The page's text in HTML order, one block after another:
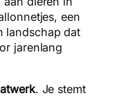
een
landschap dat
jarenlang
. Je stemt